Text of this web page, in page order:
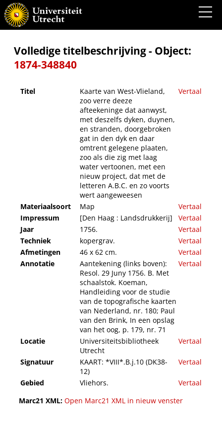
Kaarte van West-Vlieland, zoo verre deeze afteekeninge dat aanwyst, met deszelfs
dyken, duynen, en stranden, doorgebroken gat in den dyk en daar omtrent gelegene
plaaten, zoo als die zig met laag water vertoonen, met een nieuw project, dat met de
letteren A.B.C. en zo voorts wert aangeweesen
Volledige titelbeschrijving - Object:
1874-348840
Titel
Kaarte van West-Vlieland,
zoo verre deeze
afteekeninge dat aanwyst,
met deszelfs dyken, duynen,
en stranden, doorgebroken
gat in den dyk en daar
omtrent gelegene plaaten,
zoo als die zig met laag
water vertoonen, met een
nieuw project, dat met de
letteren A.B.C. en zo voorts
wert aangeweesen
Vertaal
Materiaalsoort Map
Vertaal
Impressum
[Den Haag : Landsdrukkerij]
Vertaal
Jaar
1756.
Vertaal
Techniek
kopergrav.
Vertaal
Afmetingen
46 x 62 cm.
Vertaal
Annotatie
Aantekening (links boven):
Resol. 29 Juny 1756. B. Met
schaalstok. Koeman,
Handleiding voor de studie
van de topografische kaarten
van Nederland, nr. 180; Paul
van den Brink, In een opslag
van het oog, p. 179, nr. 71
Vertaal
Locatie
Universiteitsbibliotheek
Utrecht
Vertaal
Signatuur
KAART: *VIII*.B.j.10 (DK38-
12)
Vertaal
Gebied Vliehors.
Vertaal
Marc21 XML: Open Marc21 XML in nieuw venster